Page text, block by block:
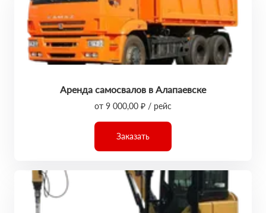
Аренда самосвалов в Алапаевске
от 9 000,00 ₽ / рейс
Заказать